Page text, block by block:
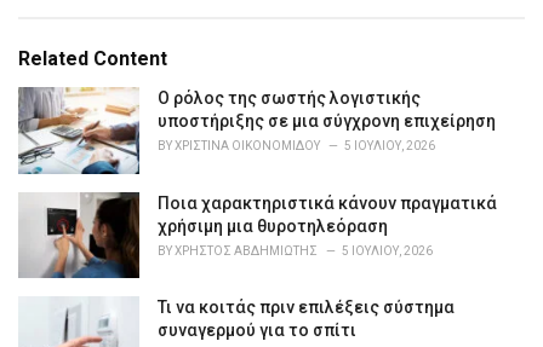
e
o
r
i
e
Related Content
Ο ρόλος της σωστής λογιστικής
υποστήριξης σε μια σύγχρονη επιχείρηση
BYΧΡΙΣΤΊΝΑ ΟΙΚΟΝΟΜΊΔΟΥ 5 ΙΟΥΛΊΟΥ, 2026
Ποια χαρακτηριστικά κάνουν πραγματικά
χρήσιμη μια θυροτηλεόραση
BYΧΡΉΣΤΟΣ ΑΒΔΗΜΙΏΤΗΣ 5 ΙΟΥΛΊΟΥ, 2026
Τι να κοιτάς πριν επιλέξεις σύστημα
συναγερμού για το σπίτι